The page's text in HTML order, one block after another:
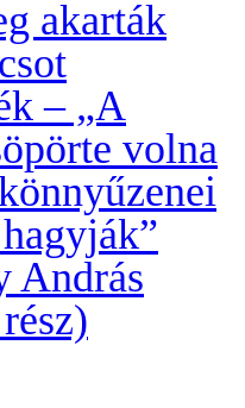
akarták
– „A
volna
András